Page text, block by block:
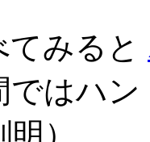
てみると
ではハ
）